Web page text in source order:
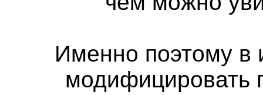
Именно поэтому в
модифицировать